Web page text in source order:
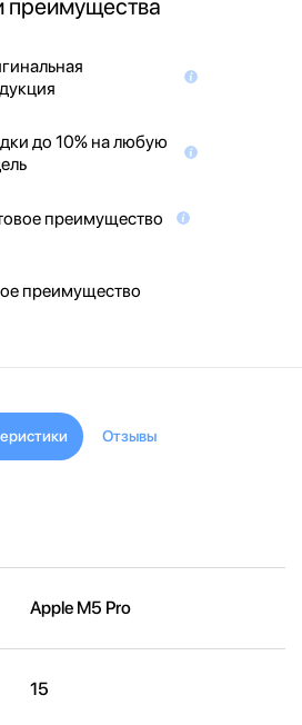
преимущества
до 10% на любую
преимущество
преимущество
Отзывы
Apple M5 Pro
15